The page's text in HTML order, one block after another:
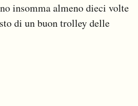
insomma almeno dieci volte
di un buon trolley delle